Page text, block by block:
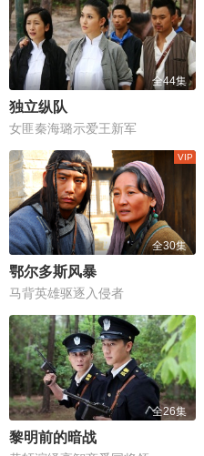
全44集
独立纵队
女匪秦海璐示爱王新军
全30集
鄂尔多斯风暴
马背英雄驱逐入侵者
全26集
黎明前的暗战